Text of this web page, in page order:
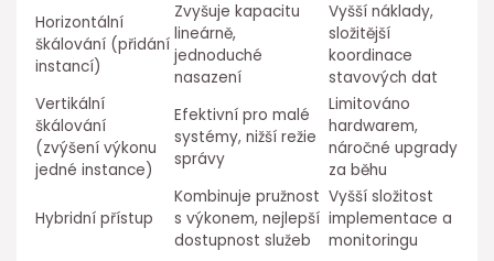
Horizontální
škálování (přidání
instancí)
Zvyšuje kapacitu
lineárně,
jednoduché
nasazení
Vyšší náklady,
složitější
koordinace
stavových dat
Vertikální
škálování
(zvýšení výkonu
jedné instance)
Efektivní pro⁣ malé
systémy, nižší režie
správy
Limitováno
hardwarem,
náročné upgrady⁤
za běhu
Hybridní přístup
Kombinuje pružnost
s výkonem, nejlepší
dostupnost služeb
Vyšší složitost
implementace a
monitoringu